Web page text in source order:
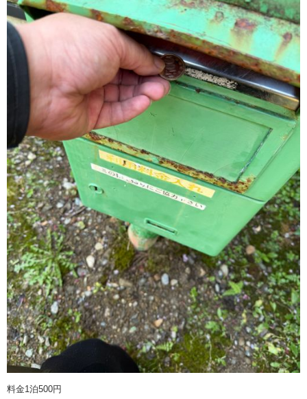
料金1泊500円